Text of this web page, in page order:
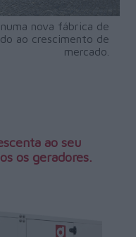
nova fábrica de
ao crescimento de
mercado.
ao seu
os geradores.